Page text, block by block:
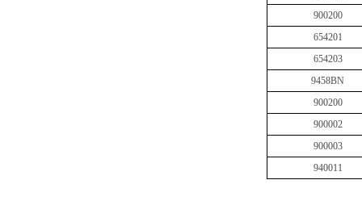
900200
654201
654203
9458BN
900200
900002
900003
940011